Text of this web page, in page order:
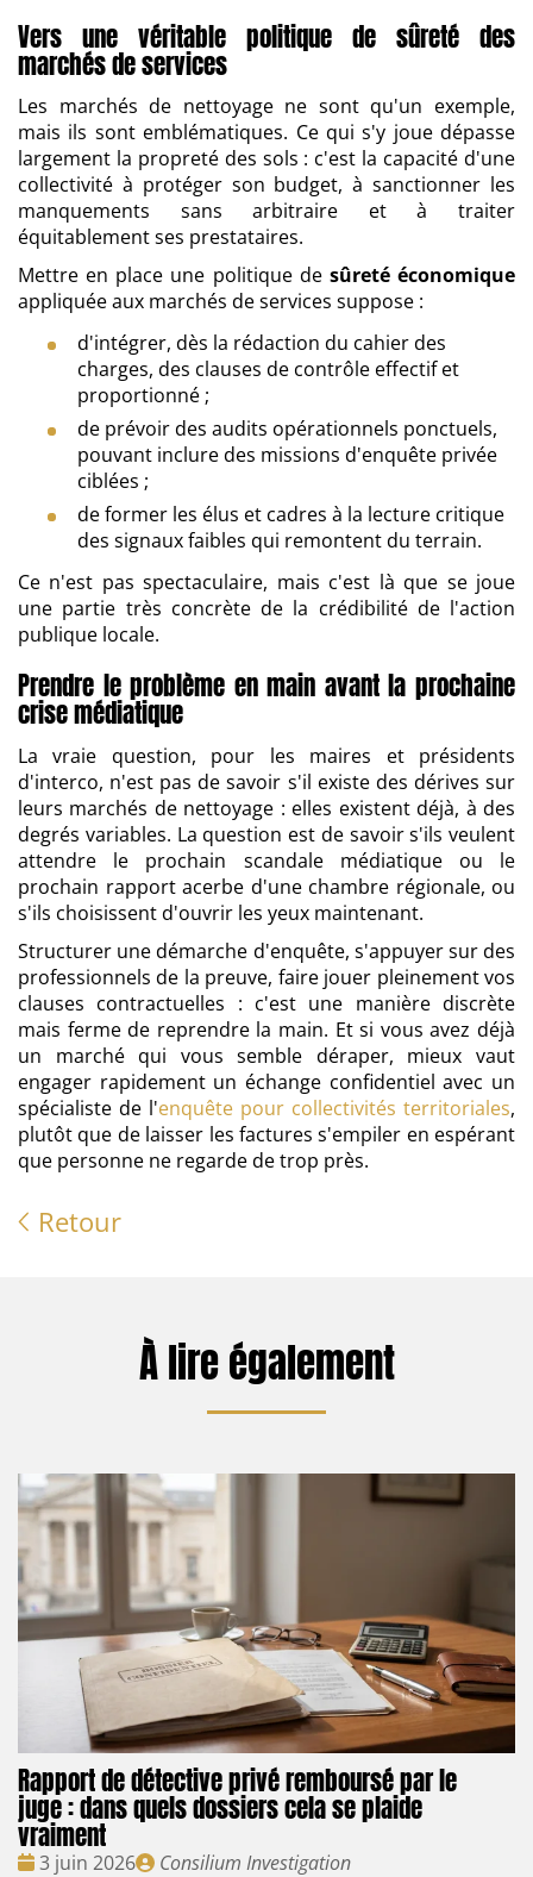
Vers une véritable politique de sûreté des
marchés de services
Les marchés de nettoyage ne sont qu'un exemple,
mais ils sont emblématiques. Ce qui s'y joue dépasse
largement la propreté des sols : c'est la capacité d'une
collectivité à protéger son budget, à sanctionner les
manquements sans arbitraire et à traiter
équitablement ses prestataires.
Mettre en place une politique de sûreté économique
appliquée aux marchés de services suppose :
d'intégrer, dès la rédaction du cahier des
charges, des clauses de contrôle effectif et
proportionné ;
de prévoir des audits opérationnels ponctuels,
pouvant inclure des missions d'enquête privée
ciblées ;
de former les élus et cadres à la lecture critique
des signaux faibles qui remontent du terrain.
Ce n'est pas spectaculaire, mais c'est là que se joue
une partie très concrète de la crédibilité de l'action
publique locale.
Prendre le problème en main avant la prochaine
crise médiatique
La vraie question, pour les maires et présidents
d'interco, n'est pas de savoir s'il existe des dérives sur
leurs marchés de nettoyage : elles existent déjà, à des
degrés variables. La question est de savoir s'ils veulent
attendre le prochain scandale médiatique ou le
prochain rapport acerbe d'une chambre régionale, ou
s'ils choisissent d'ouvrir les yeux maintenant.
Structurer une démarche d'enquête, s'appuyer sur des
professionnels de la preuve, faire jouer pleinement vos
clauses contractuelles : c'est une manière discrète
mais ferme de reprendre la main. Et si vous avez déjà
un marché qui vous semble déraper, mieux vaut
engager rapidement un échange confidentiel avec un
spécialiste de l'enquête pour collectivités territoriales,
plutôt que de laisser les factures s'empiler en espérant
que personne ne regarde de trop près.
Retour
À lire également
Rapport de détective privé remboursé par le
juge : dans quels dossiers cela se plaide
vraiment
Date
3 juin 2026
Publié
Consilium Investigation